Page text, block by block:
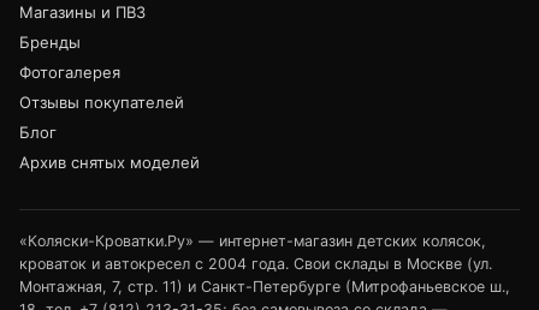
Магазины и ПВЗ
Бренды
Фотогалерея
Отзывы покупателей
Блог
Архив снятых моделей
«Коляски-Кроватки.Ру» — интернет-магазин детских колясок,
кроваток и автокресел с 2004 года. Свои склады в Москве (ул.
Монтажная, 7, стр. 11) и Санкт-Петербурге (Митрофаньевское ш.,